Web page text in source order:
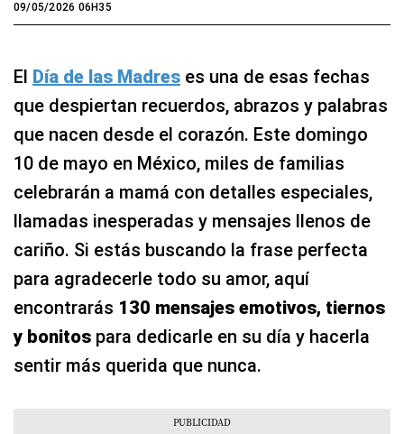
09/05/2026 06H35
El Día de las Madres es una de esas fechas
que despiertan recuerdos, abrazos y palabras
que nacen desde el corazón. Este domingo
10 de mayo en México, miles de familias
celebrarán a mamá con detalles especiales,
llamadas inesperadas y mensajes llenos de
cariño. Si estás buscando la frase perfecta
para agradecerle todo su amor, aquí
encontrarás 130 mensajes emotivos, tiernos
y bonitos para dedicarle en su día y hacerla
sentir más querida que nunca.